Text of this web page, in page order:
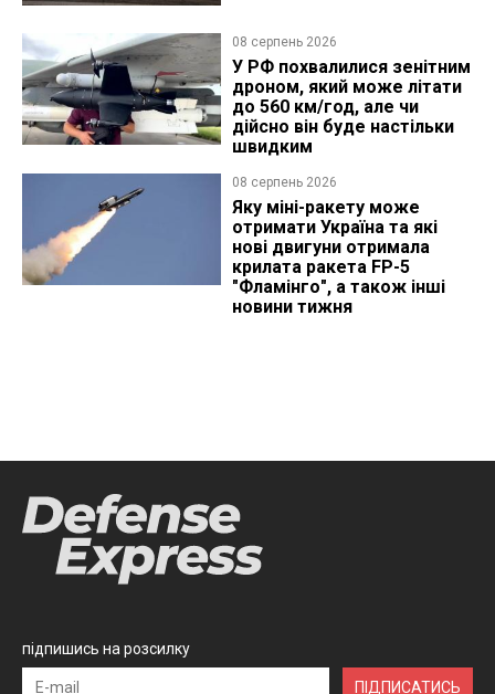
08 серпень 2026
У РФ похвалилися зенітним
дроном, який може літати
до 560 км/год, але чи
дійсно він буде настільки
швидким
08 серпень 2026
Яку міні-ракету може
отримати Україна та які
нові двигуни отримала
крилата ракета FP-5
"Фламінго", а також інші
новини тижня
підпишись на розсилку
ПІДПИСАТИСЬ